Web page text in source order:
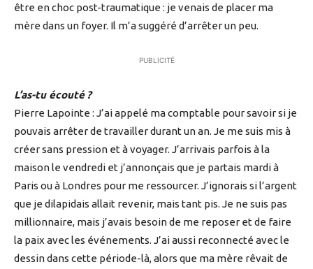
être en choc post-traumatique : je venais de placer ma
mère dans un foyer. Il m’a suggéré d’arrêter un peu.
PUBLICITÉ
L’as-tu écouté ?
Pierre Lapointe : J’ai appelé ma comptable pour savoir si je
pouvais arrêter de travailler durant un an. Je me suis mis à
créer sans pression et à voyager. J’arrivais parfois à la
maison le vendredi et j’annonçais que je partais mardi à
Paris ou à Londres pour me ressourcer. J’ignorais si l’argent
que je dilapidais allait revenir, mais tant pis. Je ne suis pas
millionnaire, mais j’avais besoin de me reposer et de faire
la paix avec les événements. J’ai aussi reconnecté avec le
dessin dans cette période-là, alors que ma mère rêvait de